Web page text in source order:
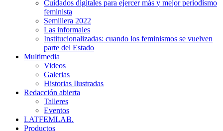
Cuidados digitales para ejercer más y mejor periodismo
feminista
Semillera 2022
Las informales
Institucionalizadas: cuando los feminismos se vuelven
parte del Estado
Multimedia
Videos
Galerias
Historias Ilustradas
Redacción abierta
Talleres
Eventos
LATFEMLAB.
Productos